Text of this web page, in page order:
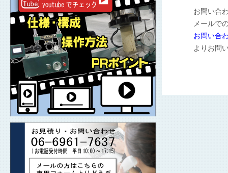
お問い合
メールで
お問い合
よりお問